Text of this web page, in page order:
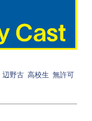
辺野古 高校生 無許可